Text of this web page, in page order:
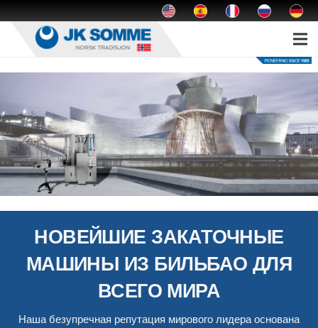
НОВЕЙШИЕ ЗАКАТОЧНЫЕ
МАШИНЫ ИЗ БИЛЬБАО ДЛЯ
ВСЕГО МИРА
Наша безупречная репутация мирового лидера основана